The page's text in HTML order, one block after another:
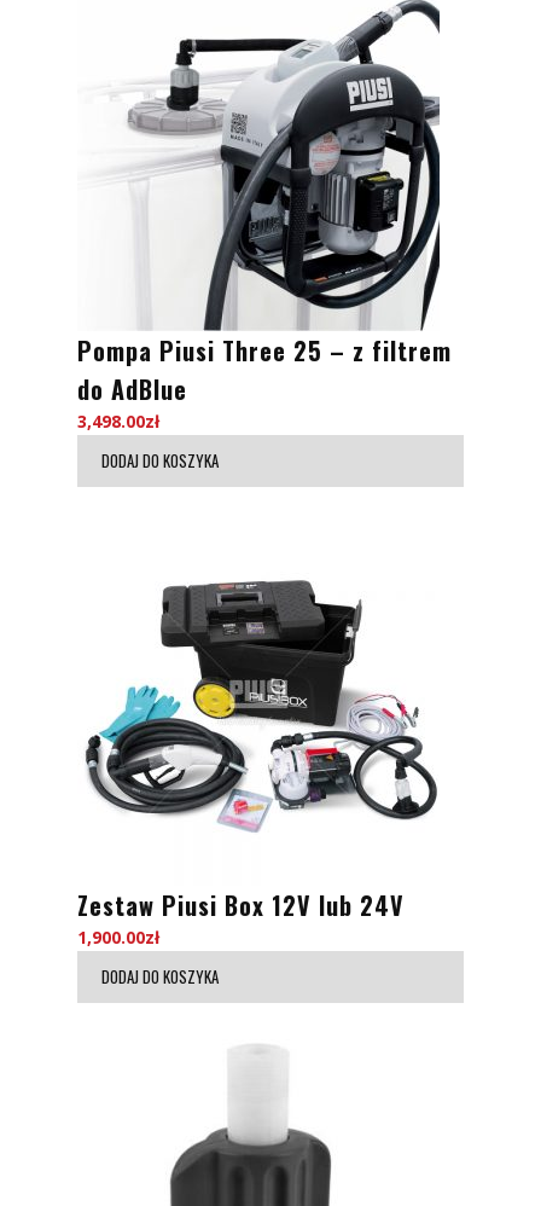
Pompa Piusi Three 25 – z filtrem
do AdBlue
3,498.00zł
DODAJ DO KOSZYKA
Zestaw Piusi Box 12V lub 24V
1,900.00zł
DODAJ DO KOSZYKA